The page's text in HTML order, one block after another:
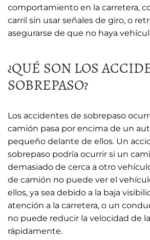
comportamiento en la carretera,
carril sin usar señales de giro, o
asegurarse de que no haya
¿QUÉ SON LOS
SOBREPASO?
Los accidentes de sobrepaso
camión pasa por encima de un
pequeño delante de ellos. Un
sobrepaso podría ocurrir si un
demasiado de cerca a otro
de camión no puede ver el
ellos, ya sea debido a la baja
atención a la carretera, o un
no puede reducir la velocidad de
rápidamente.